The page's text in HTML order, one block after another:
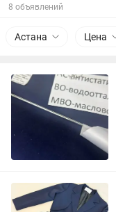
8 объявлений
Астана Цена